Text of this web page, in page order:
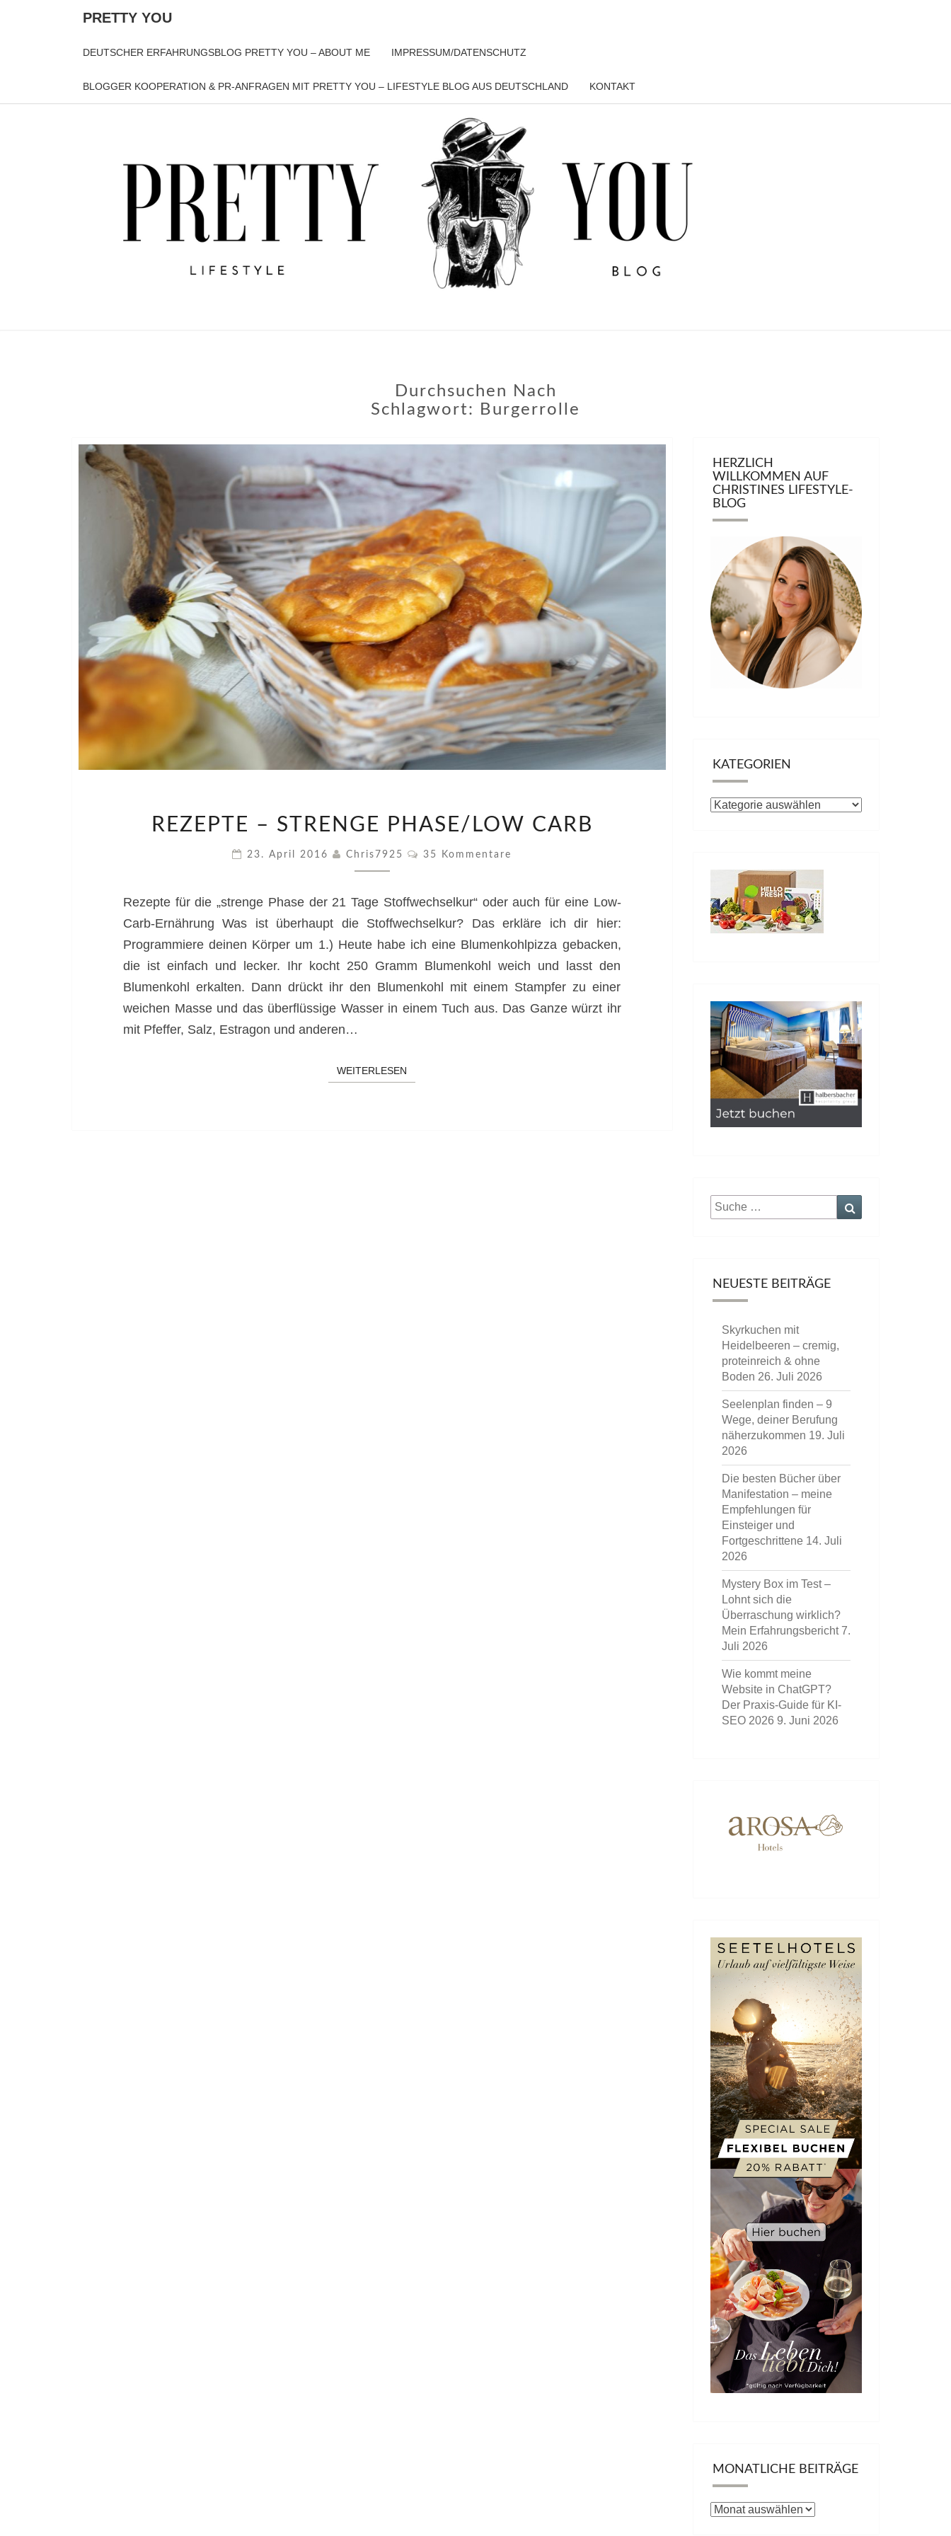
PRETTY YOU
DEUTSCHER ERFAHRUNGSBLOG PRETTY YOU – ABOUT ME IMPRESSUM/DATENSCHUTZ
BLOGGER KOOPERATION & PR-ANFRAGEN MIT PRETTY YOU – LIFESTYLE BLOG AUS DEUTSCHLAND KONTAKT
PRETTY
YOU
Durchsuchen Nach
Schlagwort:
Burgerrolle
–
PHASE/LOW
REZEPTE – STRENGE PHASE/LOW CARB
23. April 2016 Chris7925 Kommentare
35 Kommentare
Rezepte für die „strenge Phase der 21 Tage Stoffwechselkur“ oder auch für eine Low-
Carb-Ernährung Was ist überhaupt die Stoffwechselkur? Das erkläre ich dir hier:
Programmiere deinen Körper um 1.) Heute habe ich eine Blumenkohlpizza gebacken,
die ist einfach und lecker. Ihr kocht 250 Gramm Blumenkohl weich und lasst den
Blumenkohl erkalten. Dann drückt ihr den Blumenkohl mit einem Stampfer zu einer
weichen Masse und das überflüssige Wasser in einem Tuch aus. Das Ganze würzt ihr
mit Pfeffer, Salz, Estragon und anderen…
WEITERLESEN
HERZLICH
WILLKOMMEN AUF
CHRISTINES LIFESTYLE-
BLOG
KATEGORIEN
Kategorien
Suche
nach:
NEUESTE BEITRÄGE
Skyrkuchen mit
Heidelbeeren – cremig,
proteinreich & ohne
Boden 26. Juli 2026
Seelenplan finden – 9
Wege, deiner Berufung
näherzukommen 19. Juli
2026
Die besten Bücher über
Manifestation – meine
Empfehlungen für
Einsteiger und
Fortgeschrittene 14. Juli
2026
Mystery Box im Test –
Lohnt sich die
Überraschung wirklich?
Mein Erfahrungsbericht 7.
Juli 2026
Wie kommt meine
Website in ChatGPT?
Der Praxis-Guide für KI-
SEO 2026 9. Juni 2026
MONATLICHE BEITRÄGE
Monatliche